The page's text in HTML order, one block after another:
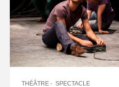
THÉÂTRE SPECTACLE